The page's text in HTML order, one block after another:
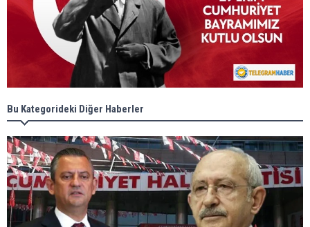
Bu Kategorideki Diğer Haberler